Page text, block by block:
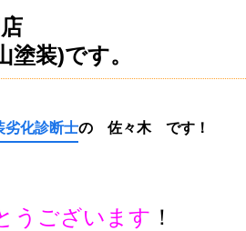
装)です。
劣化診断士の 佐々木です！
うございます ！